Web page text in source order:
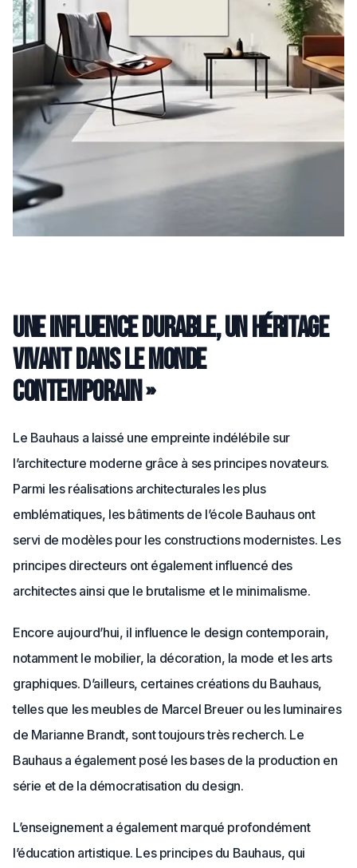
Une influence durable, un héritage
vivant dans le monde
contemporain »
Le Bauhaus a laissé une empreinte indélébile sur
l’architecture moderne grâce à ses principes novateurs.
Parmi les réalisations architecturales les plus
emblématiques, les bâtiments de l’école Bauhaus ont
servi de modèles pour les constructions modernistes. Les
principes directeurs ont également influencé des
architectes ainsi que le brutalisme et le minimalisme.
Encore aujourd’hui, il influence le design contemporain,
notamment le mobilier, la décoration, la mode et les arts
graphiques. D’ailleurs, certaines créations du Bauhaus,
telles que les meubles de Marcel Breuer ou les luminaires
de Marianne Brandt, sont toujours très recherch. Le
Bauhaus a également posé les bases de la production en
série et de la démocratisation du design.
L’enseignement a également marqué profondément
l’éducation artistique. Les principes du Bauhaus, qui